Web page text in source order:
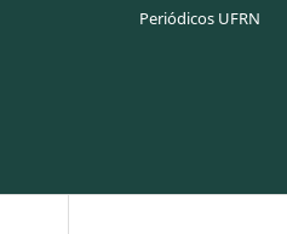
Periódicos UFRN